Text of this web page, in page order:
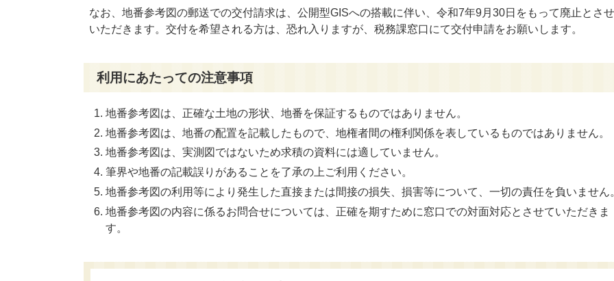
なお、地番参考図の郵送での交付請求は、公開型GISへの搭載に伴い、令和7年9月30日をもって廃止とさ
いただきます。交付を希望される方は、恐れ入りますが、税務課窓口にて交付申請をお願いします。
利用にあたっての注意事項
地番参考図は、正確な土地の形状、地番を保証するものではありません。
地番参考図は、地番の配置を記載したもので、地権者間の権利関係を表しているものではありません。
地番参考図は、実測図ではないため求積の資料には適していません。
筆界や地番の記載誤りがあることを了承の上ご利用ください。
地番参考図の利用等により発生した直接または間接の損失、損害等について、一切の責任を負いません
地番参考図の内容に係るお問合せについては、正確を期すために窓口での対面対応とさせていただきま
す。